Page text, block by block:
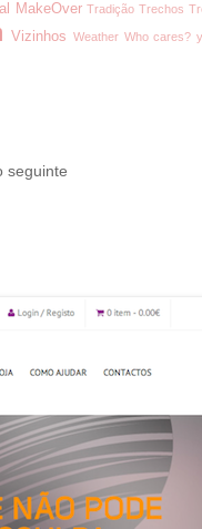
MakeOver Tradição Trechos
Vizinhos Weather Who cares?
seguinte